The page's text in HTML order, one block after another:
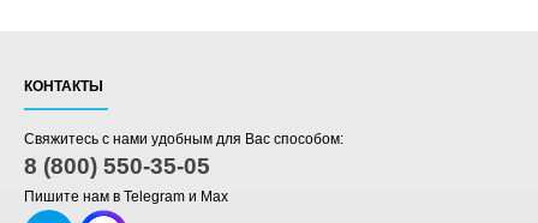
КОНТАКТЫ
Свяжитесь с нами удобным для Вас способом:
8 (800) 550-35-05
Пишите нам в Telegram и Max